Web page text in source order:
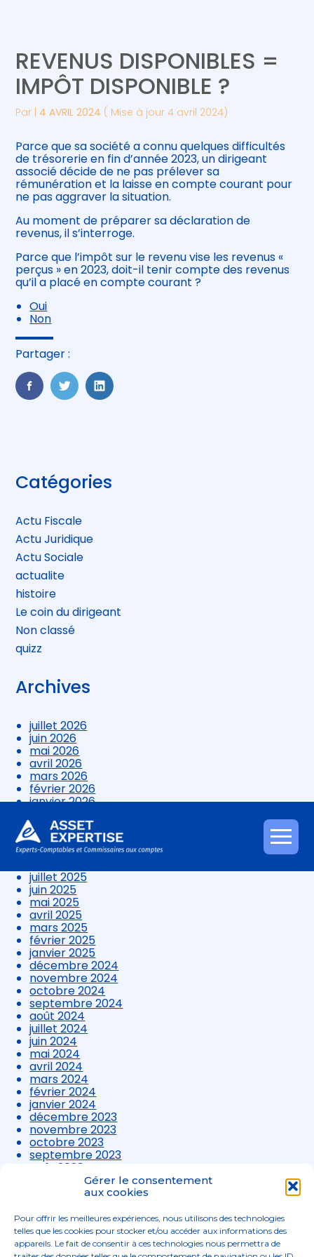
Gérer le consentement
aux cookies
Pour offrir les meilleures expériences, nous utilisons des technologies
telles que les cookies pour stocker et/ou accéder aux informations des
appareils. Le fait de consentir à ces technologies nous permettra de
Aller
au
Gérer votre quotidien
Piloter votre entreprise
Développer votre entreprise
Construire votre patrimoine
Être prêt pour la facturation
électronique
Suivre votre comptabilité
Gérer vos ressources humaines
REVENUS DISPONIBLES =
IMPÔT DISPONIBLE ?
Par | 4 AVRIL 2024 ( Mise à jour 4 avril 2024)
Parce que sa société a connu quelques difficultés
de trésorerie en fin d’année 2023, un dirigeant
associé décide de ne pas prélever sa
rémunération et la laisse en compte courant pour
ne pas aggraver la situation.
Au moment de préparer sa déclaration de
revenus, il s’interroge.
Parce que l’impôt sur le revenu vise les revenus «
perçus » en 2023, doit-il tenir compte des revenus
qu’il a placé en compte courant ?
Oui
Non
Partager :
FaceBook
TwitterLinkedIn
Blog
sidebar
Catégories
Actu Fiscale
Actu Juridique
Actu Sociale
actualite
histoire
Le coin du dirigeant
Non classé
quizz
Archives
juillet 2026
juin 2026
mai 2026
avril 2026
mars 2026
février 2026
janvier 2026
novembre 2025
octobre 2025
septembre 2025
juillet 2025
juin 2025
mai 2025
avril 2025
mars 2025
février 2025
janvier 2025
décembre 2024
novembre 2024
octobre 2024
septembre 2024
août 2024
juillet 2024
juin 2024
mai 2024
avril 2024
mars 2024
février 2024
janvier 2024
décembre 2023
novembre 2023
octobre 2023
septembre 2023
août 2023
juillet 2023
avril 2023
mars 2023